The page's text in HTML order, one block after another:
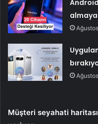
Müşteri seyahati